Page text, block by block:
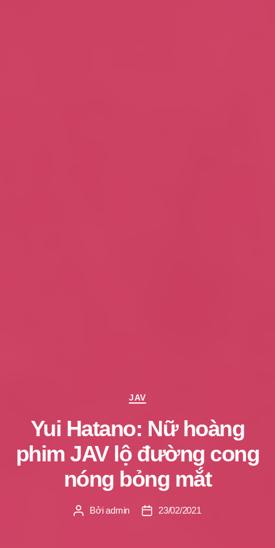
Chuyên
JAV
Yui Hatano: Nữ hoàng
phim JAV lộ đường cong
nóng bỏng mắt
TácBởiadmin
Ngày23/02/2021